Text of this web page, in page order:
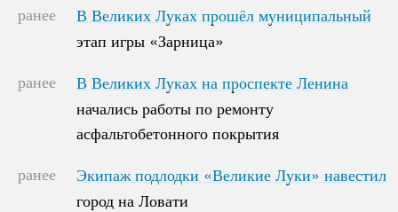
ранее
В Великих Луках прошёл муниципальный
этап игры «Зарница»
В Великих Луках прошёл муниципальный
этап игры «Зарница»
ранее
В Великих Луках на проспекте Ленина
начались работы по ремонту
асфальтобетонного покрытия
В Великих Луках на проспекте Ленина
начались работы по ремонту
асфальтобетонного покрытия
ранее
Экипаж подлодки «Великие Луки» навестил
город на Ловати
Экипаж подлодки «Великие Луки» навестил
город на Ловати